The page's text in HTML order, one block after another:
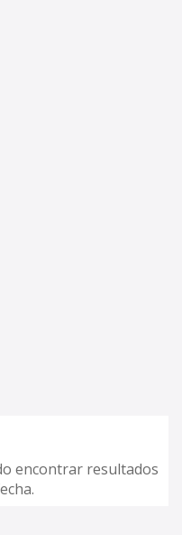
encontrar resultados